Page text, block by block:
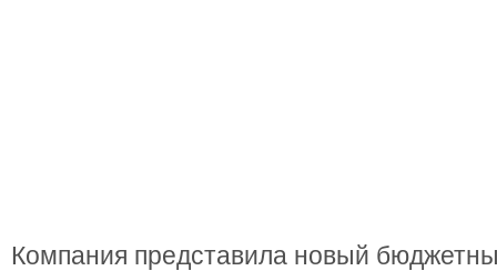
Компания представила новый